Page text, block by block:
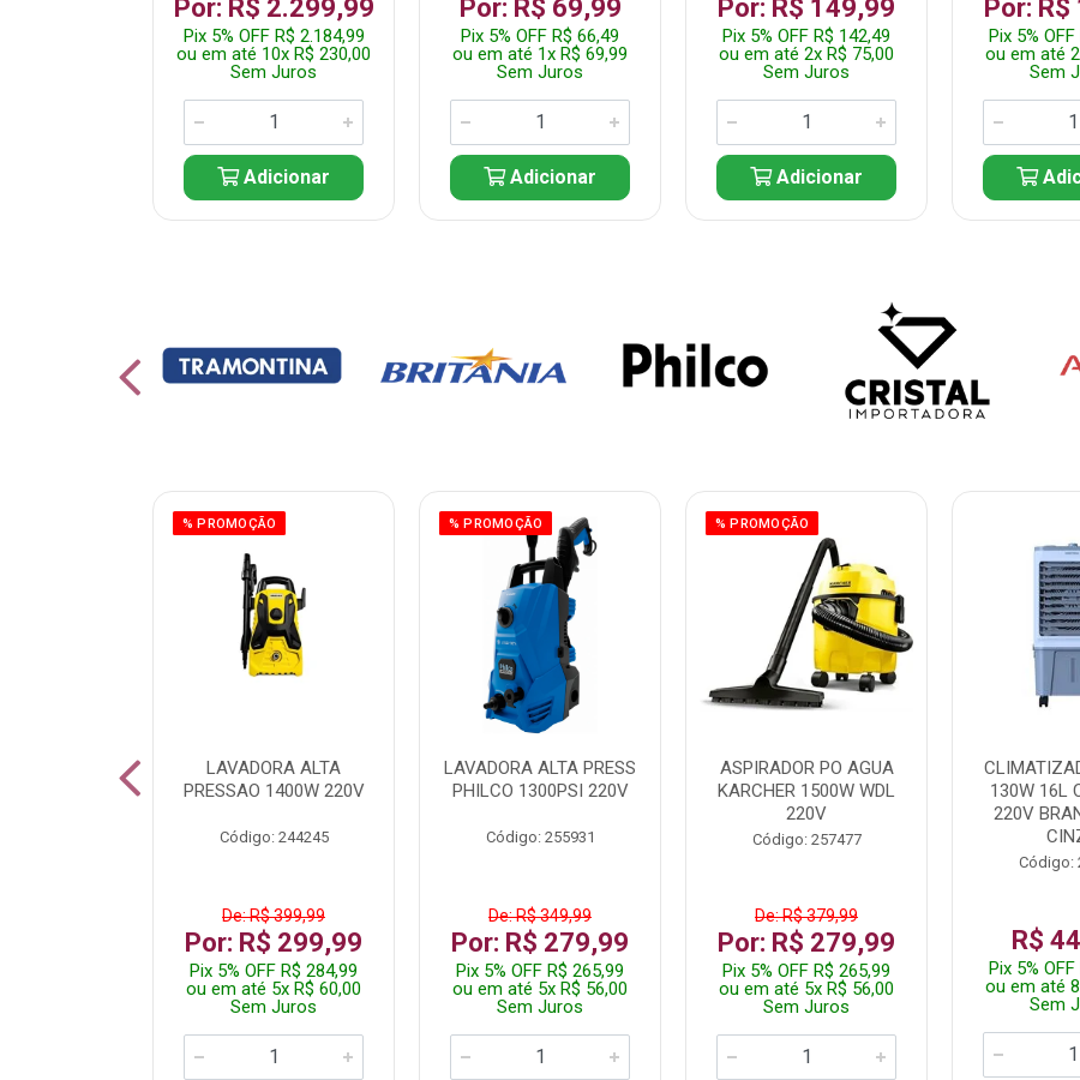
Por: R$ 2.299,99
Pix 5% OFF R$ 2.184,99
ou em até 10x R$ 230,00
Sem Juros
Adicionar
Por: R$ 69,99
Pix 5% OFF R$ 66,49
ou em até 1x R$ 69,99
Sem Juros
Adicionar
Por: R$ 149,99
Pix 5% OFF R$ 142,49
ou em até 2x R$ 75,00
Sem Juros
Adicionar
Por:
Pix 5%
ou em até
Sem
% PROMOÇÃO
LAVADORA ALTA
PRESSAO 1400W 220V
Código: 244245
De: R$ 399,99
Por: R$ 299,99
Pix 5% OFF R$ 284,99
ou em até 5x R$ 60,00
Sem Juros
% PROMOÇÃO
LAVADORA ALTA PRESS
PHILCO 1300PSI 220V
Código: 255931
De: R$ 349,99
Por: R$ 279,99
Pix 5% OFF R$ 265,99
ou em até 5x R$ 56,00
Sem Juros
% PROMOÇÃO
ASPIRADOR PO AGUA
KARCHER 1500W WDL
220V
Código: 257477
De: R$ 379,99
Por: R$ 279,99
Pix 5% OFF R$ 265,99
ou em até 5x R$ 56,00
Sem Juros
130W 16L
220V
Código:
R$
Pix 5%
ou em até
Sem